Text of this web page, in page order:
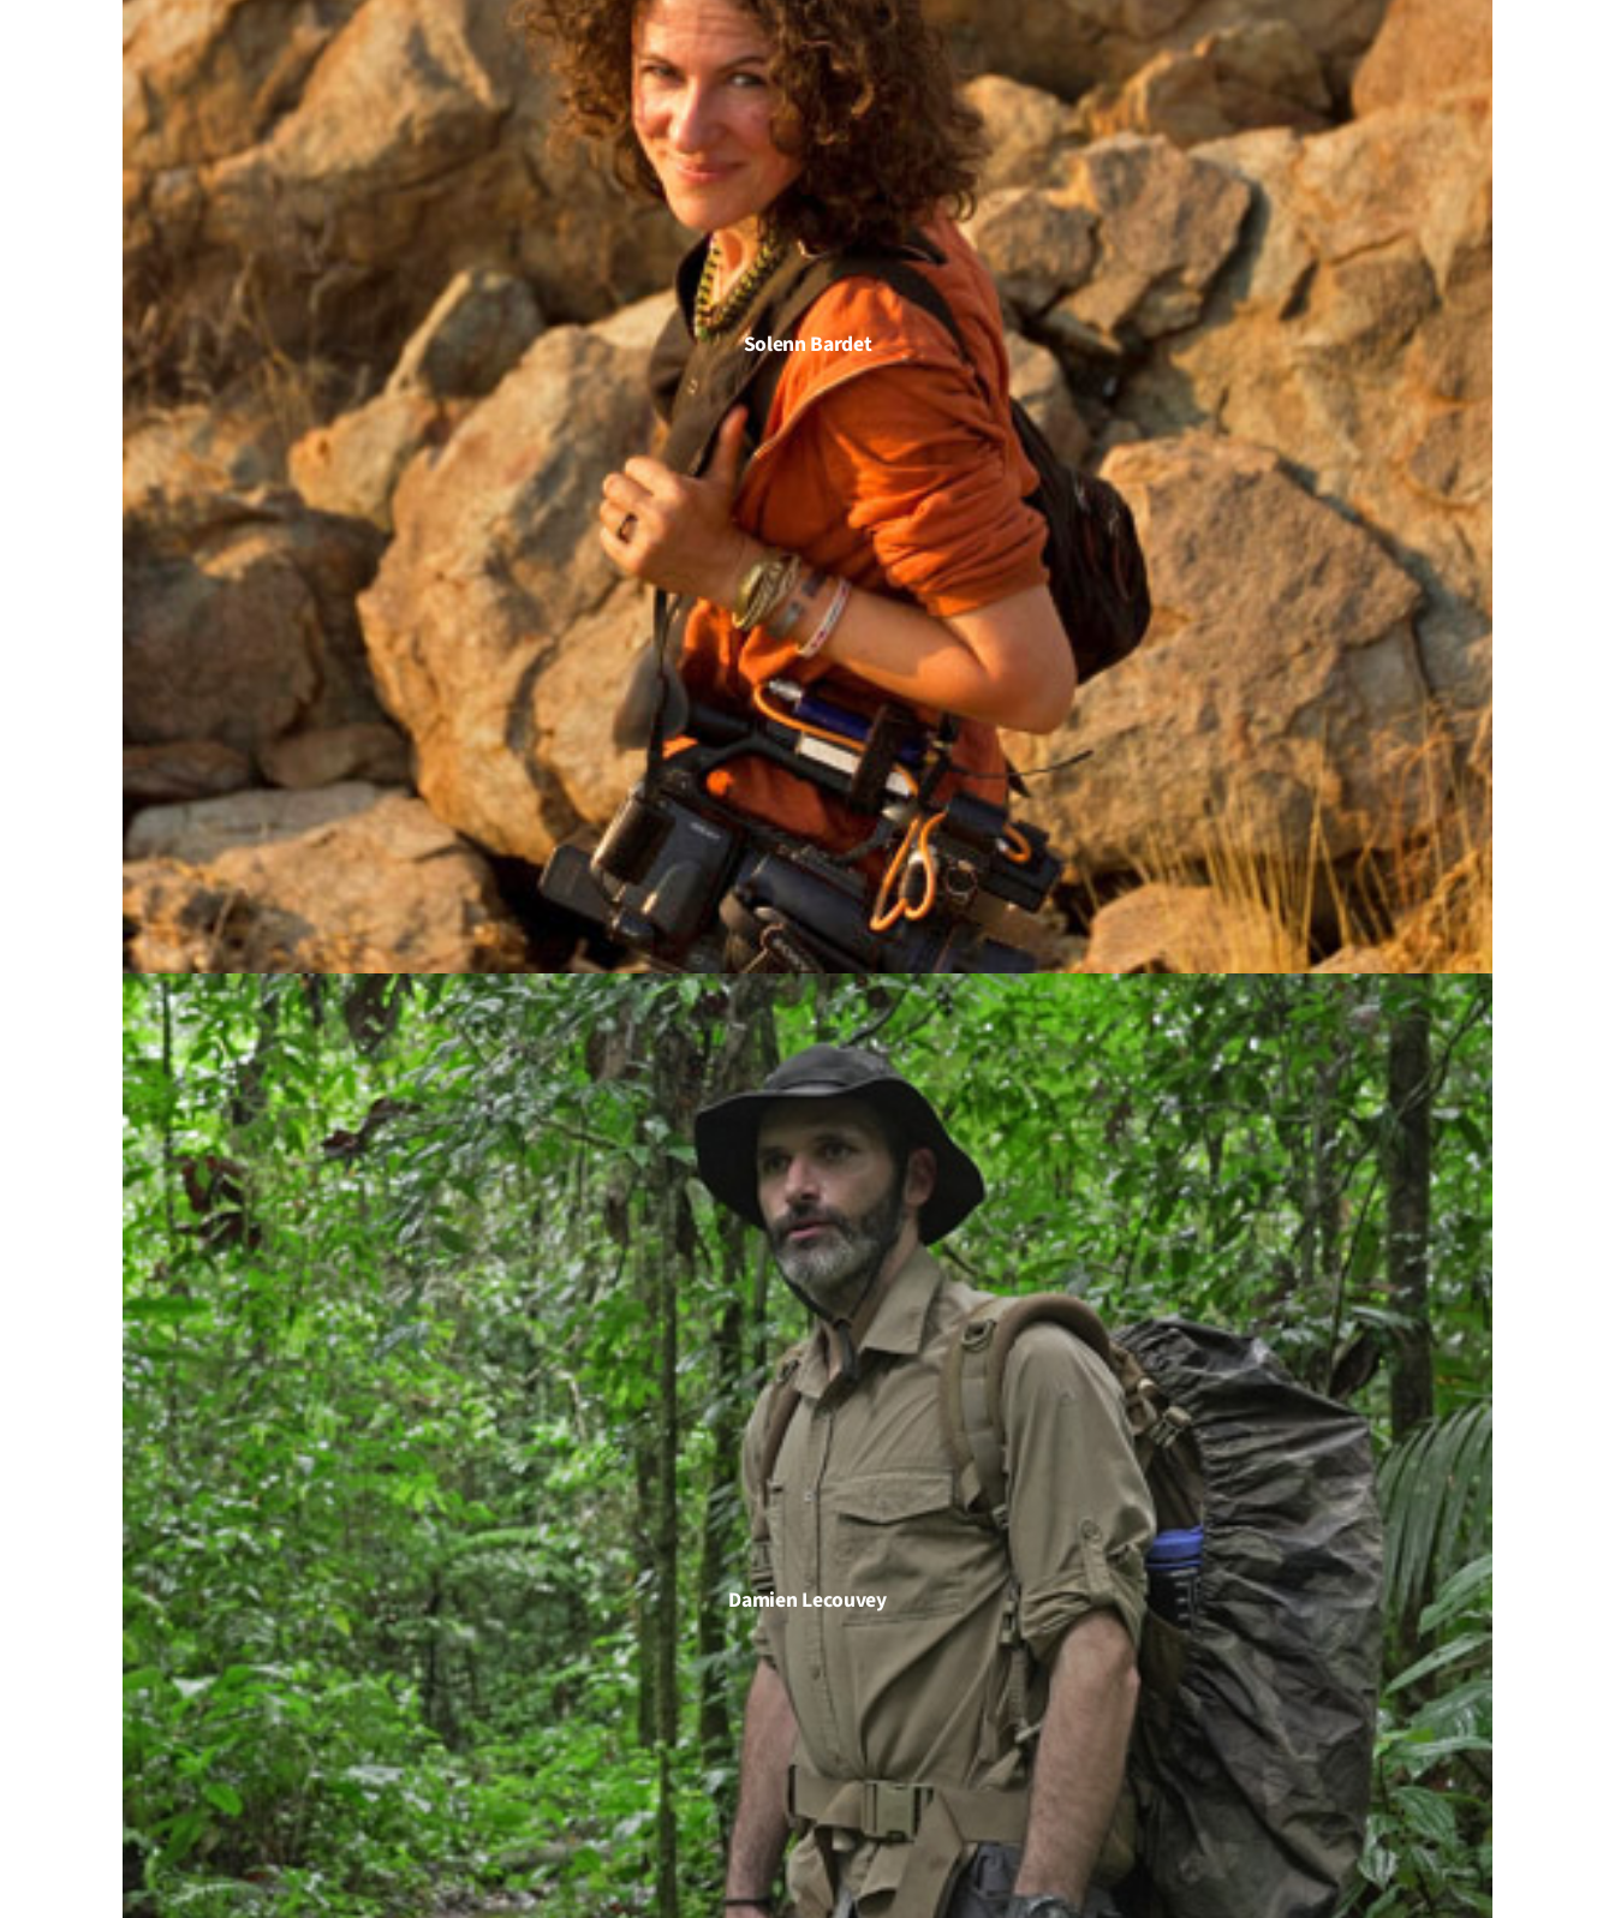
Solenn Bardet
Damien Lecouvey